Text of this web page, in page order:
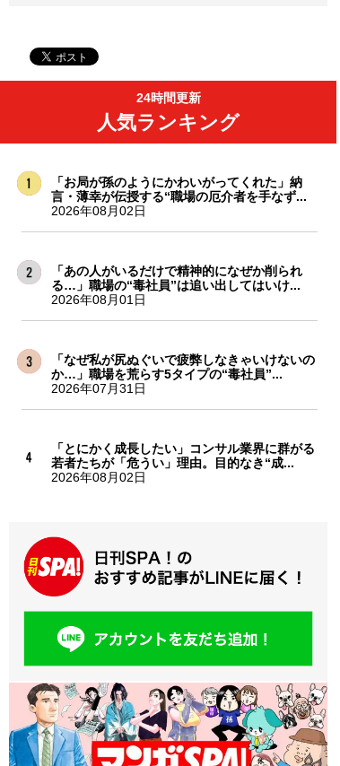
24時間更新
人気ランキング
「お局が孫のようにかわいがってくれた」納
言・薄幸が伝授する“職場の厄介者を手なず...
2026年08月02日
「あの人がいるだけで精神的になぜか削られ
る…」職場の“毒社員”は追い出してはいけ...
2026年08月01日
「なぜ私が尻ぬぐいで疲弊しなきゃいけないの
か…」職場を荒らす5タイプの“毒社員”...
2026年07月31日
「とにかく成長したい」コンサル業界に群がる
若者たちが「危うい」理由。目的なき“成...
2026年08月02日